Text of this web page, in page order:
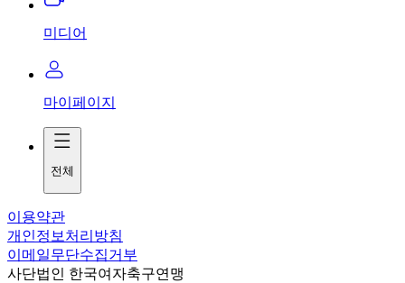
미디어
마이페이지
전체
이용약관
개인정보처리방침
이메일무단수집거부
사단법인 한국여자축구연맹